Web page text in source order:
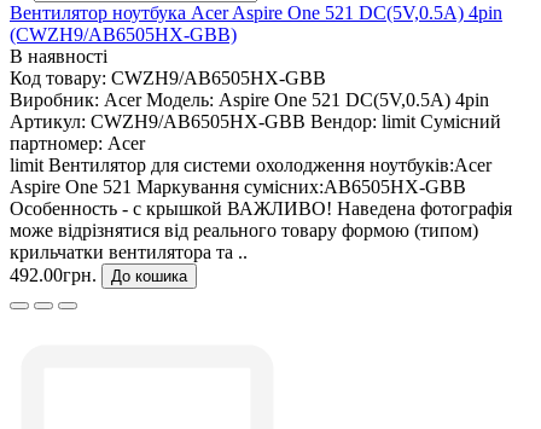
Вентилятор ноутбука Acer Aspire One 521 DC(5V,0.5A) 4pin
(CWZH9/AB6505HX-GBB)
В наявності
Код товару: CWZH9/AB6505HX-GBB
Виробник: Acer Модель: Aspire One 521 DC(5V,0.5A) 4pin
Артикул: CWZH9/AB6505HX-GBB Вендор: limit Сумісний
партномер: Acer
limit Вентилятор для системи охолодження ноутбуків:Acer
Aspire One 521 Маркування сумісних:AB6505HX-GBB
Особенность - c крышкой ВАЖЛИВО! Наведена фотографія
може відрізнятися від реального товару формою (типом)
крильчатки вентилятора та ..
492.00грн.
До кошика